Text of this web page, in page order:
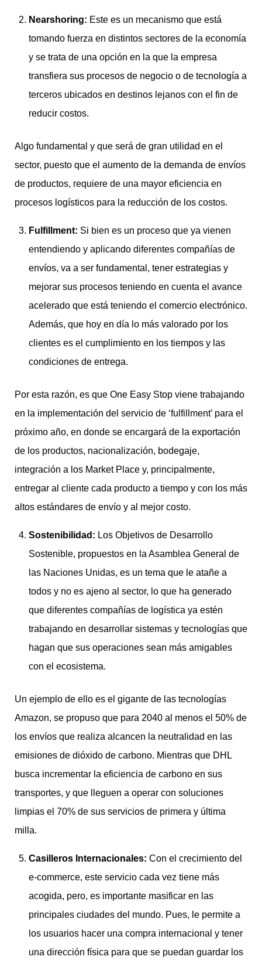
Nearshoring: Este es un mecanismo que está
tomando fuerza en distintos sectores de la economía
y se trata de una opción en la que la empresa
transfiera sus procesos de negocio o de tecnología a
terceros ubicados en destinos lejanos con el fin de
reducir costos.
Algo fundamental y que será de gran utilidad en el
sector, puesto que el aumento de la demanda de envíos
de productos, requiere de una mayor eficiencia en
procesos logísticos para la reducción de los costos.
Fulfillment: Si bien es un proceso que ya vienen
entendiendo y aplicando diferentes compañías de
envíos, va a ser fundamental, tener estrategias y
mejorar sus procesos teniendo en cuenta el avance
acelerado que está teniendo el comercio electrónico.
Además, que hoy en día lo más valorado por los
clientes es el cumplimiento en los tiempos y las
condiciones de entrega.
Por esta razón, es que One Easy Stop viene trabajando
en la implementación del servicio de ‘fulfillment’ para el
próximo año, en donde se encargará de la exportación
de los productos, nacionalización, bodegaje,
integración a los Market Place y, principalmente,
entregar al cliente cada producto a tiempo y con los más
altos estándares de envío y al mejor costo.
Sostenibilidad: Los Objetivos de Desarrollo
Sostenible, propuestos en la Asamblea General de
las Naciones Unidas, es un tema que le atañe a
todos y no es ajeno al sector, lo que ha generado
que diferentes compañías de logística ya estén
trabajando en desarrollar sistemas y tecnologías que
hagan que sus operaciones sean más amigables
con el ecosistema.
Un ejemplo de ello es el gigante de las tecnologías
Amazon, se propuso que para 2040 al menos el 50% de
los envíos que realiza alcancen la neutralidad en las
emisiones de dióxido de carbono. Mientras que DHL
busca incrementar la eficiencia de carbono en sus
transportes, y que lleguen a operar con soluciones
limpias el 70% de sus servicios de primera y última
milla.
Casilleros Internacionales: Con el crecimiento del
e-commerce, este servicio cada vez tiene más
acogida, pero, es importante masificar en las
principales ciudades del mundo. Pues, le permite a
los usuarios hacer una compra internacional y tener
una dirección física para que se puedan guardar los